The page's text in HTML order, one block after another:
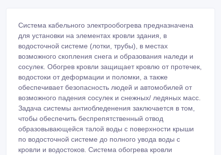
Система кабельного электрообогрева предназначена
для установки на элементах кровли здания, в
водосточной системе (лотки, трубы), в местах
возможного скопления снега и образования наледи и
сосулек. Обогрев кровли защищает кровлю от протечек,
водостоки от деформации и поломки, а также
обеспечивает безопасность людей и автомобилей от
возможного падения сосулек и снежных/ ледяных масс.
Задача системы антиобледенения заключается в том,
чтобы обеспечить беспрепятственный отвод
образовывающейся талой воды с поверхности крыши
по водосточной системе до полного увода воды с
кровли и водостоков. Система обогрева кровли